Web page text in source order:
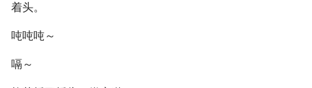
着头。
吨吨吨～
嗝～